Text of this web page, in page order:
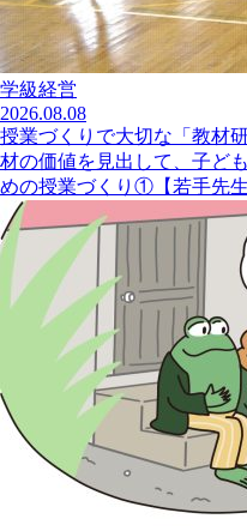
学級経営
2026.08.08
授業づくりで大切な「教材
材の価値を見出して、子ど
めの授業づくり①【若手先生